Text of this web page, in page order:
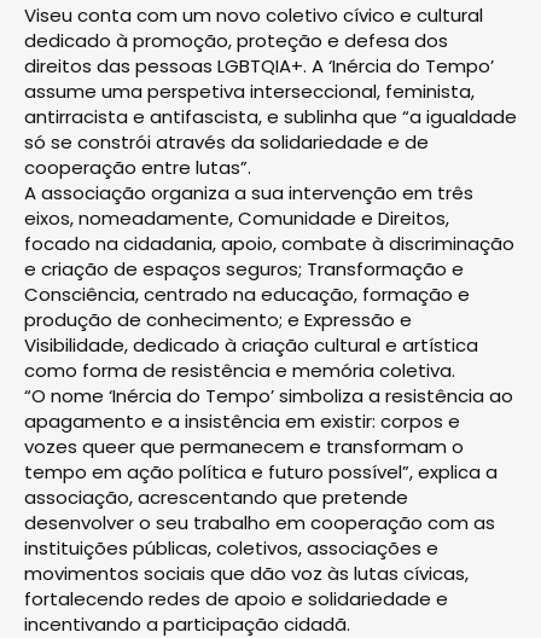
Viseu conta com um novo coletivo cívico e cultural
dedicado à promoção, proteção e defesa dos
direitos das pessoas LGBTQIA+. A ‘Inércia do Tempo’
assume uma perspetiva interseccional, feminista,
antirracista e antifascista, e sublinha que “a igualdade
só se constrói através da solidariedade e de
cooperação entre lutas”.
A associação organiza a sua intervenção em três
eixos, nomeadamente, Comunidade e Direitos,
focado na cidadania, apoio, combate à discriminação
e criação de espaços seguros; Transformação e
Consciência, centrado na educação, formação e
produção de conhecimento; e Expressão e
Visibilidade, dedicado à criação cultural e artística
como forma de resistência e memória coletiva.
“O nome ‘Inércia do Tempo’ simboliza a resistência ao
apagamento e a insistência em existir: corpos e
vozes queer que permanecem e transformam o
tempo em ação política e futuro possível”, explica a
associação, acrescentando que pretende
desenvolver o seu trabalho em cooperação com as
instituições públicas, coletivos, associações e
movimentos sociais que dão voz às lutas cívicas,
fortalecendo redes de apoio e solidariedade e
incentivando a participação cidadã.